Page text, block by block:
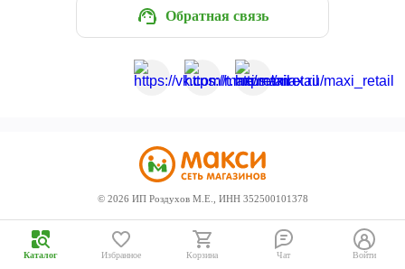
Обратная связь
© 2026 ИП Роздухов М.Е., ИНН 352500101378
Каталог Избранное Корзина Чат Войти